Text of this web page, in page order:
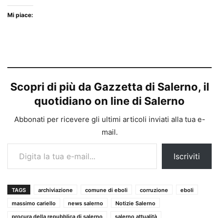
Mi piace:
Scopri di più da Gazzetta di Salerno, il
quotidiano on line di Salerno
Abbonati per ricevere gli ultimi articoli inviati alla tua e-
mail.
Digita la tua e-mail...
Iscriviti
TAGS archiviazione comune di eboli corruzione
eboli
massimo cariello
news salerno
Notizie Salerno
procura della repubblica di salerno
salerno attualità